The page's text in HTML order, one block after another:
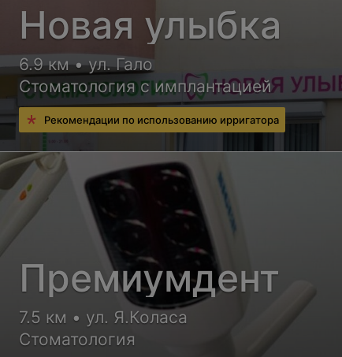
Новая улыбка
6.9 км • ул. Гало
Стоматология с имплантацией
Рекомендации по использованию ирригатора
Премиумдент
7.5 км • ул. Я.Коласа
Стоматология